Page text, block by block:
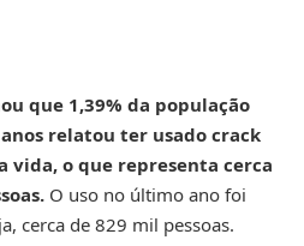
que 1,39% da população
relatou ter usado crack
vida, o que representa cerca
O uso no último ano foi
cerca de 829 mil pessoas.